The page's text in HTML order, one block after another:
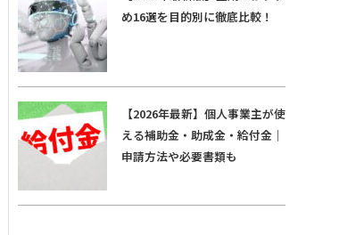
め16選を目的別に徹底比較！
【2026年最新】個人事業主が使
える補助金・助成金・給付金｜
申請方法や必要書類も